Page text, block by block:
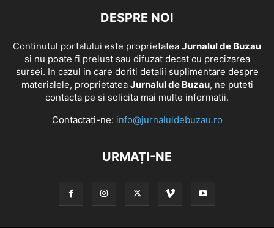
DESPRE NOI
Continutul portalului este proprietatea Jurnalul de Buzau
si nu poate fi preluat sau difuzat decat cu precizarea
sursei. In cazul in care doriti detalii suplimentare despre
materialele, proprietatea Jurnalul de Buzau, ne puteti
contacta pe si solicita mai multe informatii.
Contactați-ne: info@jurnaluldebuzau.ro
URMAȚI-NE